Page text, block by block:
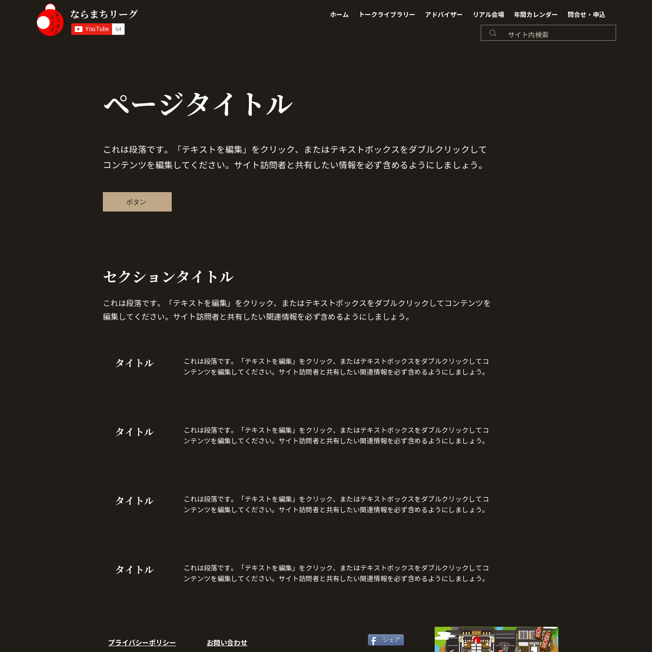
​ならまちリーグ ホーム トークライブラリー アドバイザー リアル会場 年間カレンダー 問合せ・申込
ページタイトル
これは段落です。「テキストを編集」をクリック、またはテキストボックスをダブルクリックして
コンテンツを編集してください。サイト訪問者と共有したい情報を必ず含めるようにしましょう。
ボタン
セクションタイトル
これは段落です。「テキストを編集」をクリック、またはテキストボックスをダブルクリックしてコンテンツを
編集してください。サイト訪問者と共有したい関連情報を必ず含めるようにしましょう。
タイトル
これは段落です。「テキストを編集」をクリック、またはテキストボックスをダブルクリックしてコ
ンテンツを編集してください。サイト訪問者と共有したい関連情報を必ず含めるようにしましょう。
タイトル
これは段落です。「テキストを編集」をクリック、またはテキストボックスをダブルクリックしてコ
ンテンツを編集してください。サイト訪問者と共有したい関連情報を必ず含めるようにしましょう。
タイトル
これは段落です。「テキストを編集」をクリック、またはテキストボックスをダブルクリックしてコ
ンテンツを編集してください。サイト訪問者と共有したい関連情報を必ず含めるようにしましょう。
タイトル
これは段落です。「テキストを編集」をクリック、またはテキストボックスをダブルクリックしてコ
ンテンツを編集してください。サイト訪問者と共有したい関連情報を必ず含めるようにしましょう。
​プライバシーポリシー お問い合わせ シェア